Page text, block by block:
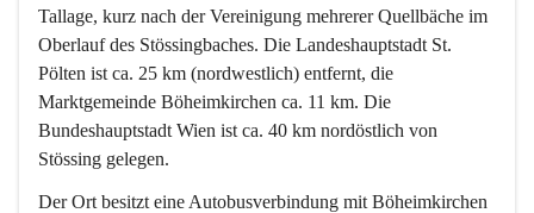
Tallage, kurz nach der Vereinigung mehrerer Quellbäche im
Oberlauf des Stössingbaches. Die Landeshauptstadt St.
Pölten ist ca. 25 km (nordwestlich) entfernt, die
Marktgemeinde Böheimkirchen ca. 11 km. Die
Bundeshauptstadt Wien ist ca. 40 km nordöstlich von
Stössing gelegen.
Der Ort besitzt eine Autobusverbindung mit Böheimkirchen